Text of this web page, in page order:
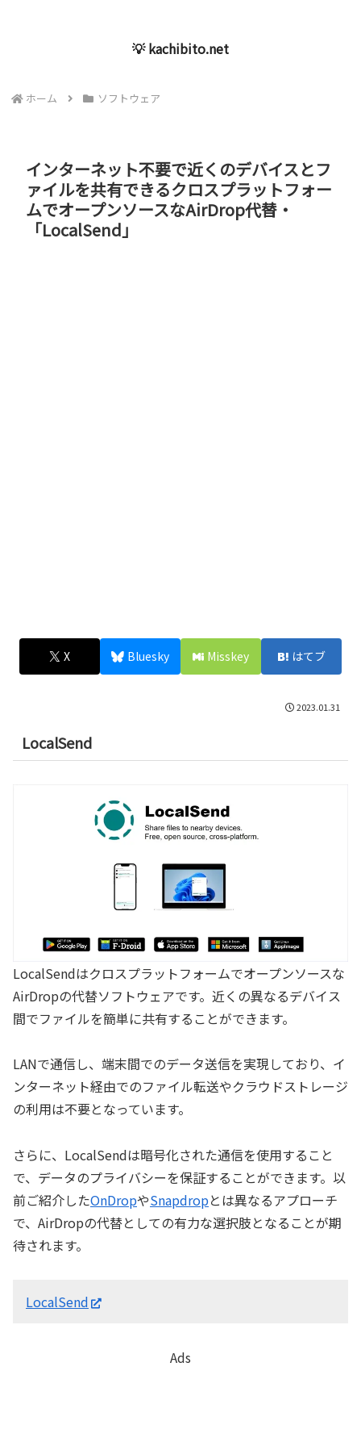
💡 kachibito.net
ホーム ソフトウェア
インターネット不要で近くのデバイスとフ
ァイルを共有できるクロスプラットフォー
ムでオープンソースなAirDrop代替・
「LocalSend」
X Bluesky Misskey はてブ
2023.01.31
LocalSend
LocalSendはクロスプラットフォームでオープンソースな
AirDropの代替ソフトウェアです。近くの異なるデバイス
間でファイルを簡単に共有することができます。
LANで通信し、端末間でのデータ送信を実現しており、イ
ンターネット経由でのファイル転送やクラウドストレージ
の利用は不要となっています。
さらに、LocalSendは暗号化された通信を使用すること
で、データのプライバシーを保証することができます。以
前ご紹介したOnDropやSnapdropとは異なるアプローチ
で、AirDropの代替としての有力な選択肢となることが期
待されます。
LocalSend
Ads